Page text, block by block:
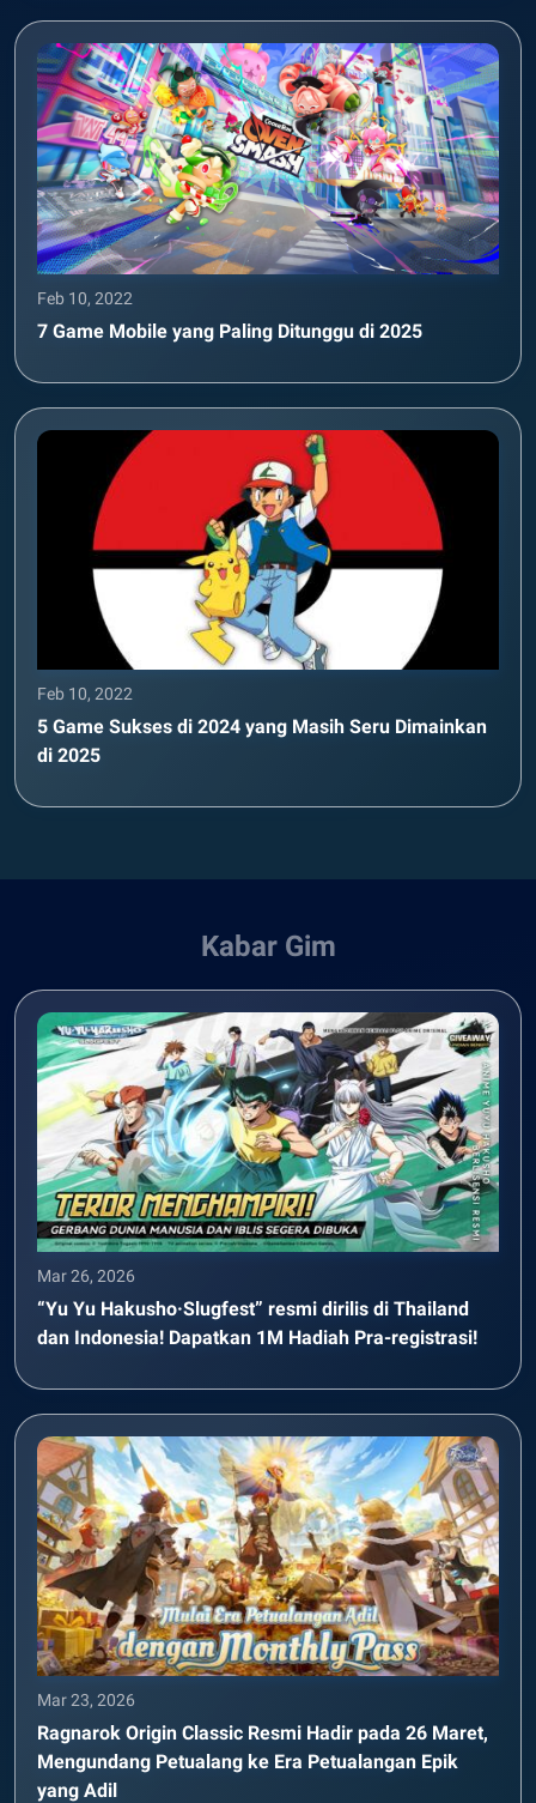
Feb 10, 2022
7 Game Mobile yang Paling Ditunggu di 2025
Feb 10, 2022
5 Game Sukses di 2024 yang Masih Seru Dimainkan
di 2025
Kabar Gim
Mar 26, 2026
“Yu Yu Hakusho·Slugfest” resmi dirilis di Thailand
dan Indonesia! Dapatkan 1M Hadiah Pra-registrasi!
Mar 23, 2026
Ragnarok Origin Classic Resmi Hadir pada 26 Maret,
Mengundang Petualang ke Era Petualangan Epik
yang Adil